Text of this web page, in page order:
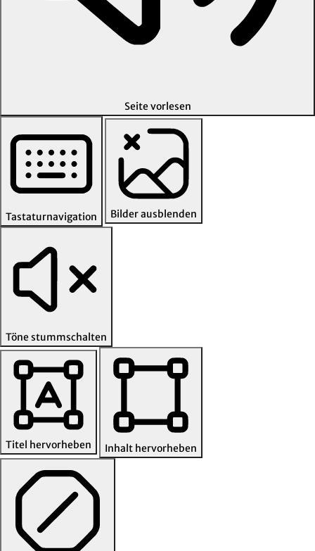
Seite vorlesen
Tastaturnavigation Bilder ausblenden
Töne stummschalten
Titel hervorheben Inhalt hervorheben